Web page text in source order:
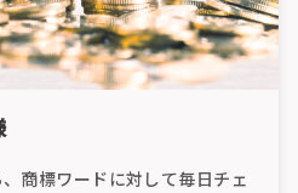
商標ワードに対して毎日チェ